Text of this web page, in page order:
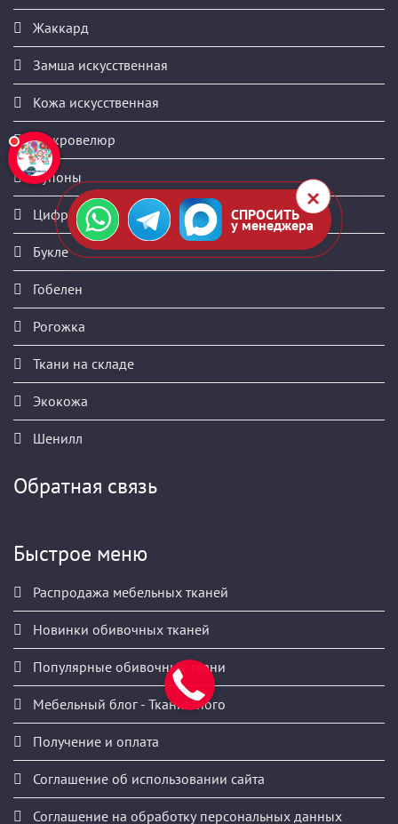
СПРОСИТЬ
у менеджера
Жаккард
Замша искусственная
Кожа искусственная
Микровелюр
Купоны
Цифровая печать
Букле
Гобелен
Рогожка
Ткани на складе
Экокожа
Шенилл
Обратная связь
Быстрое меню
Распродажа мебельных тканей
Новинки обивочных тканей
Популярные обивочные ткани
Мебельный блог - ТканиМного
Получение и оплата
Соглашение об использовании сайта
Соглашение на обработку персональных данных